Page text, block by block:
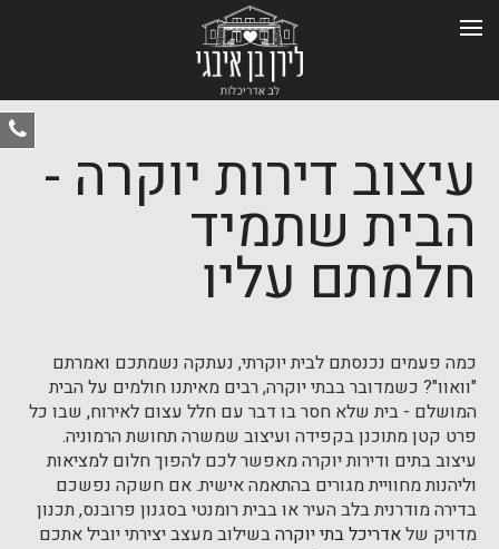
עיצוב דירות יוקרה -
הבית שתמיד
חלמתם עליו
כמה פעמים נכנסתם לבית יוקרתי, נעתקה נשמתכם ואמרתם
"וואוו"? כשמדובר בבתי יוקרה, רבים מאיתנו חולמים על הבית
המושלם - בית שלא חסר בו דבר עם חלל עצום לאירוח, שבו כל
פרט קטן מתוכנן בקפידה ועיצוב שמשרה תחושת הרמוניה.
עיצוב בתים ודירות יוקרה מאפשר לכם להפוך חלום למציאות
וליהנות מחוויית מגורים בהתאמה אישית. אם חשקה נפשכם
בדירה מודרנית בלב העיר או בבית רומנטי בסגנון פרובנס, תכנון
מדויק שלאדריכל בתי יוקרהבשילוב מעצב יצירתי יוביל אתכם